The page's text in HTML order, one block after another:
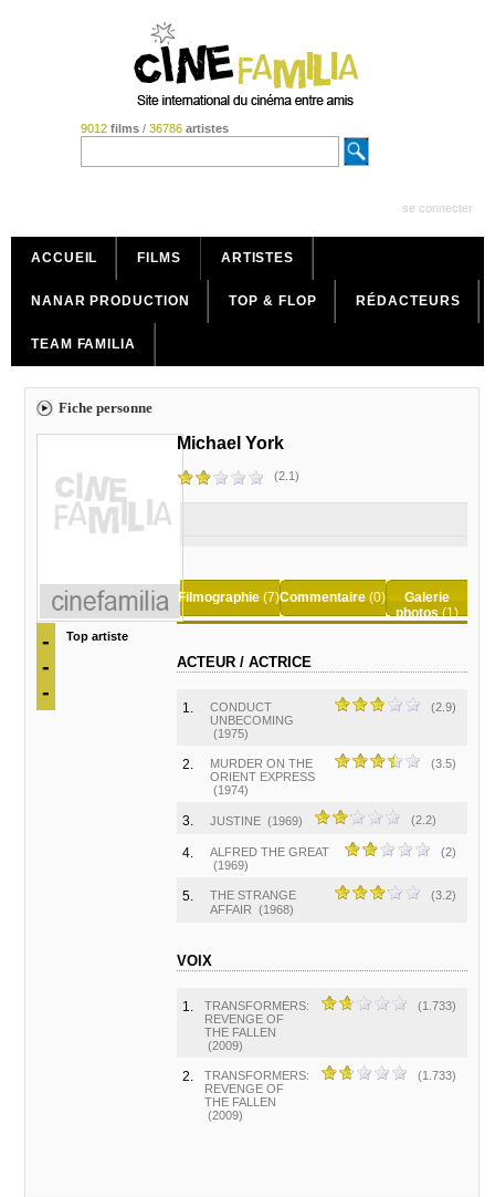
9012 films/ 36786 artistes
se connecter
ACCUEIL FILMS ARTISTES
NANAR PRODUCTION TOP & FLOP RÉDACTEURS
TEAM FAMILIA
Fiche personne
-
-
-
Top artiste
Michael York
(2.1)
Filmographie(7)Commentaire (0)
Galerie
photos(1)
ACTEUR / ACTRICE
1.
CONDUCT
UNBECOMING
(1975)
(2.9)
2.
MURDER ON THE
ORIENT EXPRESS
(1974)
(3.5)
3. JUSTINE (1969) (2.2)
4.
ALFRED THE GREAT
(1969)
(2)
5.
THE STRANGE
AFFAIR (1968)
(3.2)
VOIX
1.
TRANSFORMERS:
REVENGE OF
THE FALLEN
(2009)
(1.733)
2.
TRANSFORMERS:
REVENGE OF
THE FALLEN
(2009)
(1.733)